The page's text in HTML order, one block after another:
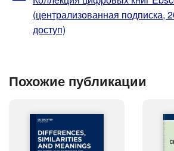
(централизованная подписка,
доступ)
Похожие публикации